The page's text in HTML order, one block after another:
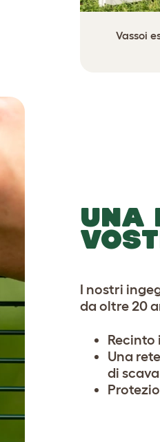
Vassoi
UNA
I nostri
da oltre 20
Una
di